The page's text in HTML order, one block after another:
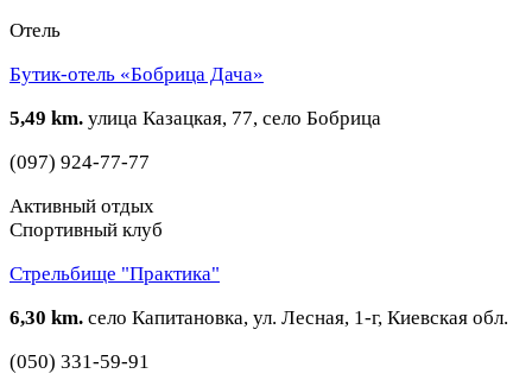
Отель
Бутик-отель «Бобрица Дача»
5,49 km. улица Казацкая, 77, село Бобрица
(097) 924-77-77
Активный отдых
Спортивный клуб
Стрельбище "Практика"
6,30 km. село Капитановка, ул. Лесная, 1-г, Киевская обл.
(050) 331-59-91